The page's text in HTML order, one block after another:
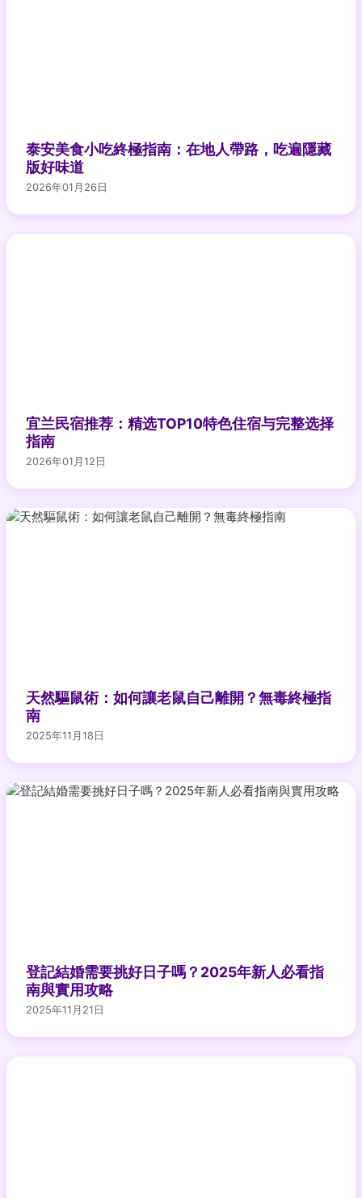
泰安美食小吃終極指南：在地人帶路，吃遍隱藏
版好味道
2026年01月26日
宜兰民宿推荐：精选TOP10特色住宿与完整选择
指南
2026年01月12日
天然驅鼠術：如何讓老鼠自己離開？無毒終極指
南
2025年11月18日
登記結婚需要挑好日子嗎？2025年新人必看指
南與實用攻略
2025年11月21日